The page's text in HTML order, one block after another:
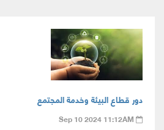
دور قطاع البيئة وخدمة المجتمع
Sep 10 2024 11:12AM